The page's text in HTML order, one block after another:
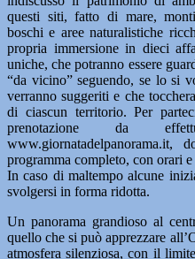
questi siti, fatto di mare,
boschi e aree naturalistiche
propria immersione in dieci
uniche, che potranno essere
“da vicino” seguendo, se lo si
verranno suggeriti e che
di ciascun territorio. Per
prenotazione da
www.giornatadelpanorama.it,
programma completo, con orari
In caso di maltempo alcune
svolgersi in forma ridotta.
Un panorama grandioso al
quello che si può apprezzare
atmosfera silenziosa, con il